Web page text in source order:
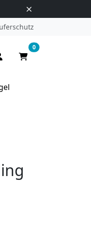
/ Registrieren
Warenkorb
0